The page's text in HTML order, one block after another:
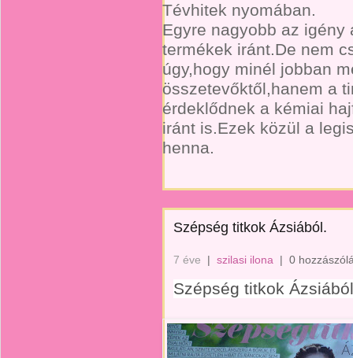
Tévhitek nyomában.
Egyre nagyobb az
termékek iránt.De nem
úgy,hogy minél jobban
összetevőktől,hanem a
érdeklődnek a kémiai
iránt is.Ezek közül a
henna.
Szépség titkok Ázsiából.
7 éve | szilasi ilona | 0
Szépség titkok